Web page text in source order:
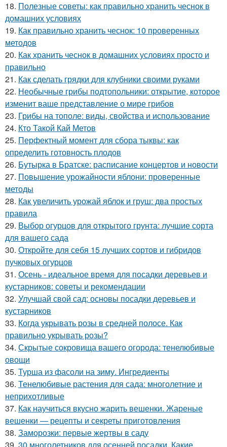
18. Полезные советы: как правильно хранить чеснок в
домашних условиях
19. Как правильно хранить чеснок: 10 проверенных
методов
20. Как хранить чеснок в домашних условиях просто и
правильно
21. Как сделать грядки для клубники своими руками
22. Необычные грибы подтопольники: открытие, которое
изменит ваше представление о мире грибов
23. Грибы на тополе: виды, свойства и использование
24. Кто Такой Кай Метов
25. Перфектный момент для сбора тыквы: как
определить готовность плодов
26. Бутырка в Братске: расписание концертов и новости
27. Повышение урожайности яблони: проверенные
методы
28. Как увеличить урожай яблок и груш: два простых
правила
29. Выбор огурцов для открытого грунта: лучшие сорта
для вашего сада
30. Откройте для себя 15 лучших сортов и гибридов
пучковых огурцов
31. Осень - идеальное время для посадки деревьев и
кустарников: советы и рекомендации
32. Улучшай свой сад: основы посадки деревьев и
кустарников
33. Когда укрывать розы в средней полосе. Как
правильно укрывать розы?
34. Скрытые сокровища вашего огорода: тенелюбивые
овощи
35. Турша из фасоли на зиму. Ингредиенты
36. Тенелюбивые растения для сада: многолетние и
неприхотливые
37. Как научиться вкусно жарить вешенки. Жареные
вешенки — рецепты и секреты приготовления
38. Заморозки: первые жертвы в саду